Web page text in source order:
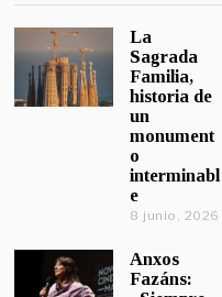
La
Sagrada
Familia,
historia de
un
monument
o
interminabl
e
8 junio, 2026
Anxos
Fazáns: